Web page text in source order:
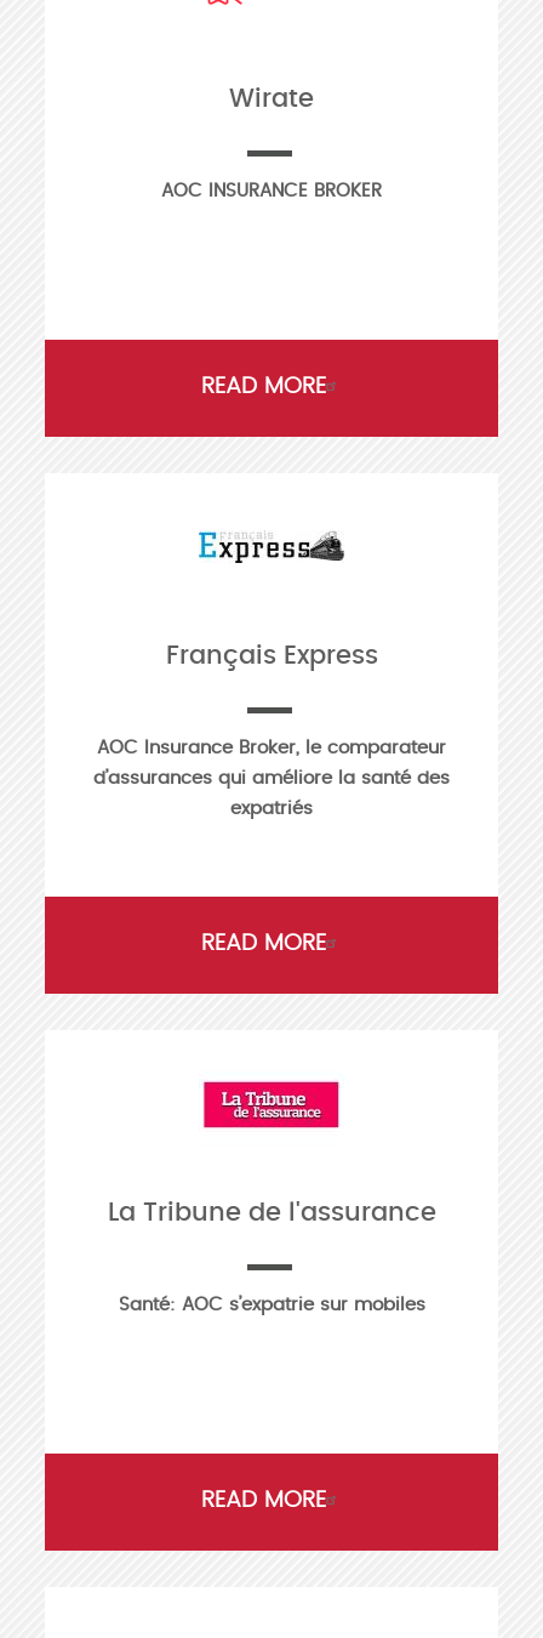
Wirate
AOC INSURANCE BROKER
READ MORE
Français Express
AOC Insurance Broker, le comparateur
d’assurances qui améliore la santé des
expatriés
READ MORE
La Tribune de l'assurance
Santé: AOC s’expatrie sur mobiles
READ MORE